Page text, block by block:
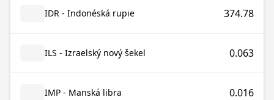
IDR - Indonéská rupie 374.78
ILS - Izraelský nový šekel 0.063
IMP - Manská libra 0.016